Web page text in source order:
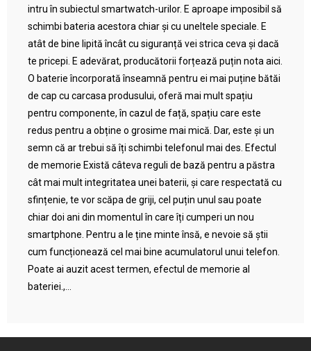
intru în subiectul smartwatch-urilor. E aproape imposibil să
schimbi bateria acestora chiar și cu uneltele speciale. E
atât de bine lipită încât cu siguranță vei strica ceva și dacă
te pricepi. E adevărat, producătorii forțează puțin nota aici.
O baterie încorporată înseamnă pentru ei mai puține bătăi
de cap cu carcasa produsului, oferă mai mult spațiu
pentru componente, în cazul de față, spațiu care este
redus pentru a obține o grosime mai mică. Dar, este și un
semn că ar trebui să îți schimbi telefonul mai des. Efectul
de memorie Există câteva reguli de bază pentru a păstra
cât mai mult integritatea unei baterii, și care respectată cu
sfințenie, te vor scăpa de griji, cel puțin unul sau poate
chiar doi ani din momentul în care îți cumperi un nou
smartphone. Pentru a le ține minte însă, e nevoie să știi
cum funcționează cel mai bine acumulatorul unui telefon.
Poate ai auzit acest termen, efectul de memorie al
bateriei.,...